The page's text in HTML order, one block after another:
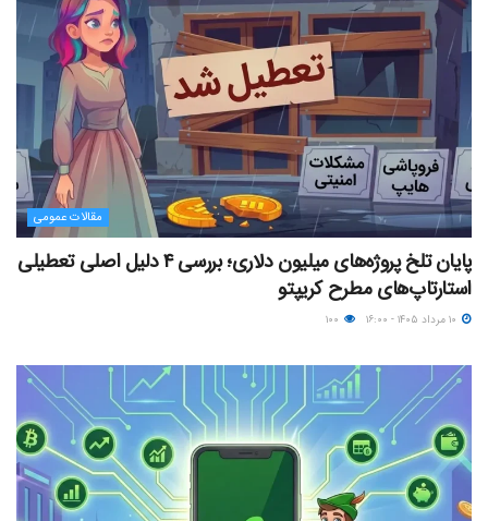
مقالات عمومی
پایان تلخ پروژه‌های میلیون دلاری؛ بررسی ۴ دلیل اصلی تعطیلی
استارتاپ‌های مطرح کریپتو